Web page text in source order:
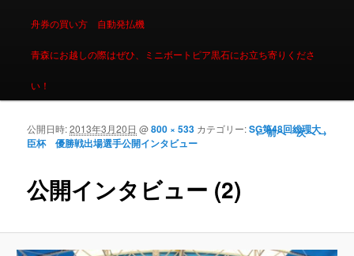
舟券の買い方 自動発払機
青森にお越しの際はぜひ、ミニボートピア黒石にお立ち寄りくださ
い！
画像ナビゲーシ
← 前へ 次へ →
公開インタビュー (2)
公開日時:2013年3月20日 @800 × 533 カテゴリー:SG第48回総理大
臣杯 優勝戦出場選手公開インタビュー